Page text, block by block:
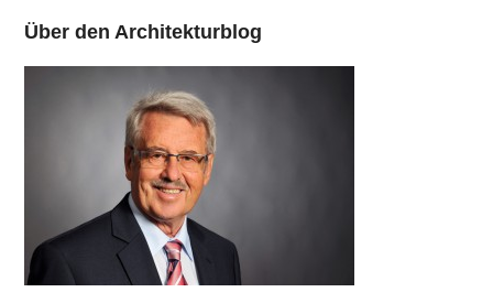
Über den Architekturblog